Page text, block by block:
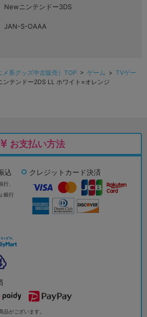
Newニンテンドー3DS
JAN-S-OAAA
メ系グッズ中古販売）TOP > ゲーム > TVゲー
テンドー2DS LL ホワイト×オレンジ
お支払い方法
込
行、
銀行
クレジットカード決済
がございます。